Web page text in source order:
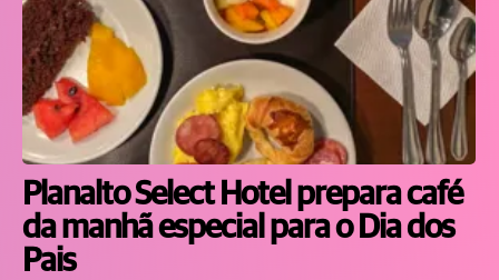
Planalto Select Hotel prepara café
da manhã especial para o Dia dos
Pais